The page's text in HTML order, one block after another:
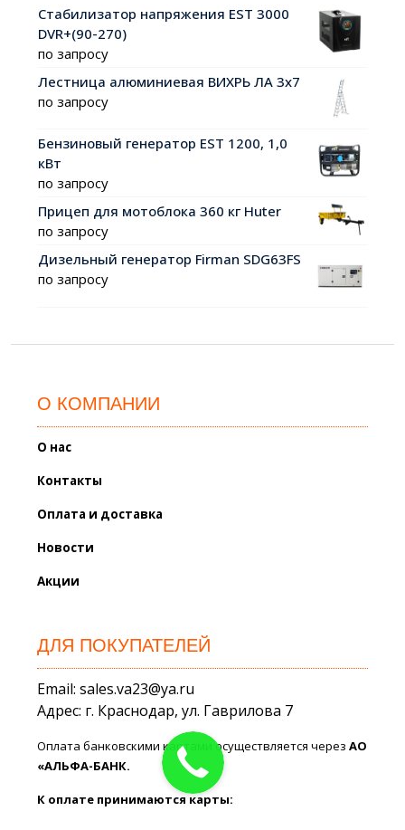
Стабилизатор напряжения EST 3000
DVR+(90-270)
по запросу
Лестница алюминиевая ВИХРЬ ЛА 3х7
по запросу
Бензиновый генератор EST 1200, 1,0
кВт
по запросу
Прицеп для мотоблока 360 кг Huter
по запросу
Дизельный генератор Firman SDG63FS
по запросу
О КОМПАНИИ
О нас
Контакты
Оплата и доставка
Новости
Акции
ДЛЯ ПОКУПАТЕЛЕЙ
Email: sales.va23@ya.ru
Адрес: г. Краснодар, ул. Гаврилова 7
Оплата банковскими картами осуществляется черезАО
«АЛЬФА-БАНК.
К оплате принимаются карты: